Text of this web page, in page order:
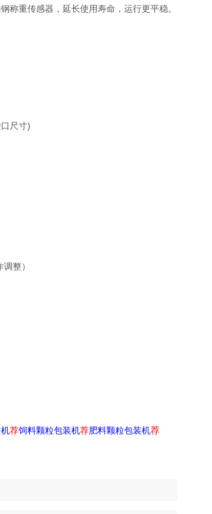
重传感器，延长使用寿命，运行更平稳。
尺寸)
整）
荐饲料颗粒包装机荐肥料颗粒包装机荐